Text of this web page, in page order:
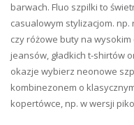
barwach. Fluo szpilki to
casualowym stylizacjom. np.
czy różowe buty na
jeansów, gładkich t-shirtów
okazje wybierz neonowe
kombinezonem o
kopertówce, np. w wersji